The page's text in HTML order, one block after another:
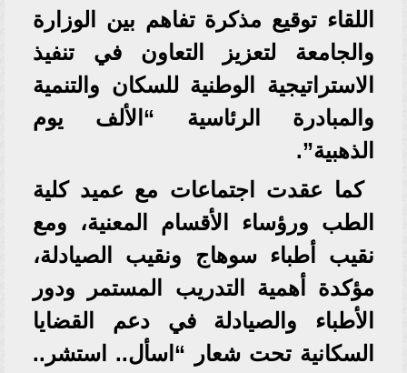
اللقاء توقيع مذكرة تفاهم بين الوزارة
والجامعة لتعزيز التعاون في تنفيذ
الاستراتيجية الوطنية للسكان والتنمية
والمبادرة الرئاسية “الألف يوم
الذهبية”.
كما عقدت اجتماعات مع عميد كلية
الطب ورؤساء الأقسام المعنية، ومع
نقيب أطباء سوهاج ونقيب الصيادلة،
مؤكدة أهمية التدريب المستمر ودور
الأطباء والصيادلة في دعم القضايا
السكانية تحت شعار “اسأل.. استشر..